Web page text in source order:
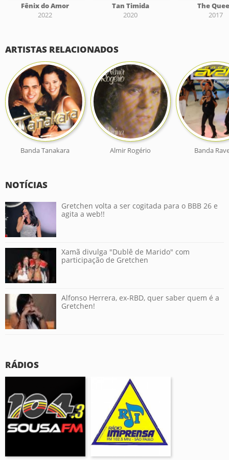
Fênix do Amor
2022
Tan Timida
2020
The
2017
ARTISTAS RELACIONADOS
Banda Tanakara Almir Rogério Banda
NOTÍCIAS
Gretchen volta a ser cogitada para o BBB 26 e
agita a web!!
Xamã divulga "Dublê de Marido" com
participação de Gretchen
Alfonso Herrera, ex-RBD, quer saber quem é a
Gretchen!
RÁDIOS